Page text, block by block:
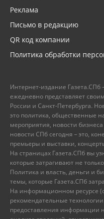
Реклама
Письмо в редакцию
QR код компании
Политика обработки
Интернет-издание Газета.СПб
ежедневно представляет
России и Санкт-Петербурга.
это политика, общественные
мероприятия, новости
новости СПб сегодня – это,
премьеры и выставки,
На страницах Газета.СПб вы
которые затрагивают не
Политика и власть, деньги и
темы, которые Газета.СПб
На информационном ресурсе
рекомендательные
предоставления информации